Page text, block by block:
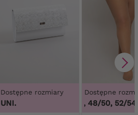
Dostępne rozmiary
UNI.
Dostępne
44/46, 48/50, 52/